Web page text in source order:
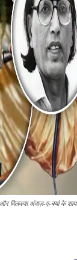
दिलकश अंदाज़-ए-बयां के